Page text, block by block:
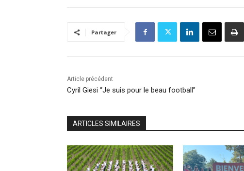
Partager
Article précédent
Cyril Giesi “Je suis pour le beau football”
ARTICLES SIMILAIRES